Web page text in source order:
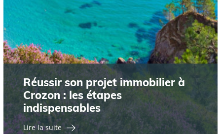
Réussir son projet immobilier à
Crozon : les étapes
indispensables
Lire la suite